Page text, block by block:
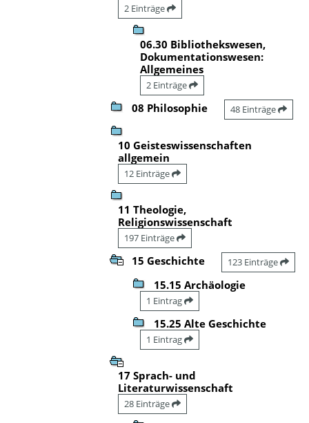
2 Einträge
06.30 Bibliothekswesen,
Dokumentationswesen:
Allgemeines
2 Einträge
08 Philosophie 48 Einträge
10 Geisteswissenschaften
allgemein
12 Einträge
11 Theologie,
Religionswissenschaft
197 Einträge
15 Geschichte 123 Einträge
15.15 Archäologie
1 Eintrag
15.25 Alte Geschichte
1 Eintrag
17 Sprach- und
Literaturwissenschaft
28 Einträge